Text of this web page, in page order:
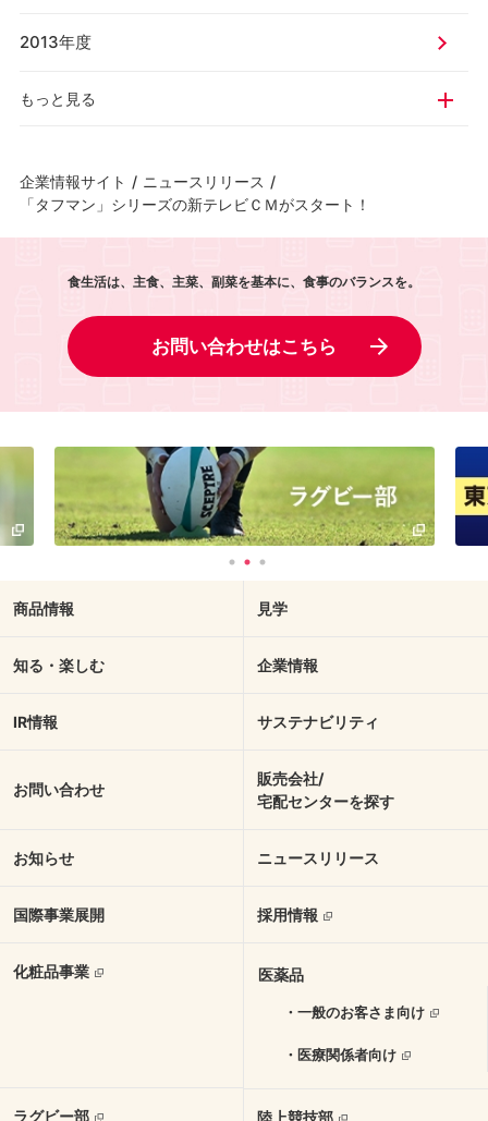
2013年度
もっと見る
企業情報サイト / ニュースリリース /
「タフマン」シリーズの新テレビＣＭがスタート！
食生活は、主食、主菜、副菜を基本に、食事のバランスを。
お問い合わせはこちら
商品情報 見学
知る・楽しむ 企業情報
IR情報 サステナビリティ
お問い合わせ
販売会社/
宅配センターを探す
お知らせ ニュースリリース
国際事業展開 採用情報
化粧品事業 医薬品
・一般のお客さま向け
・医療関係者向け
ラグビー部 陸上競技部